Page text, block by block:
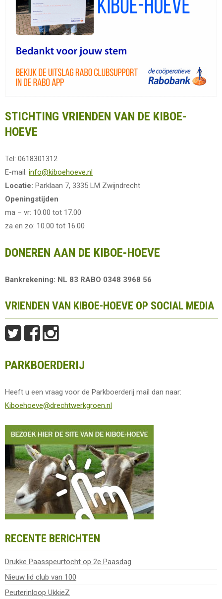
STICHTING VRIENDEN VAN DE KIBOE-
HOEVE
Tel: 0618301312
E-mail: info@kiboehoeve.nl
Locatie: Parklaan 7, 3335 LM Zwijndrecht
Openingstijden
ma – vr: 10.00 tot 17.00
za en zo: 10.00 tot 16.00
DONEREN AAN DE KIBOE-HOEVE
Bankrekening: NL 83 RABO 0348 3968 56
VRIENDEN VAN KIBOE-HOEVE OP SOCIAL MEDIA
PARKBOERDERIJ
Heeft u een vraag voor de Parkboerderij mail dan naar:
Kiboehoeve@drechtwerkgroen.nl
RECENTE BERICHTEN
Drukke Paasspeurtocht op 2e Paasdag
Nieuw lid club van 100
Peuterinloop UkkieZ